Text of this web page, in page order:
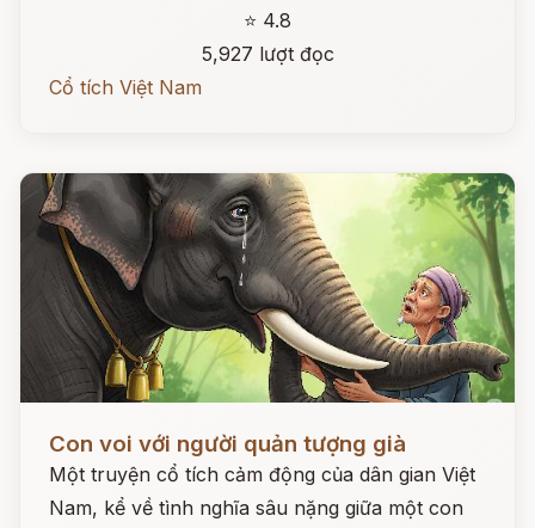
⭐ 4.8
5,927 lượt đọc
Cổ tích Việt Nam
Con voi với người quản tượng già
Một truyện cổ tích cảm động của dân gian Việt
Nam, kể về tình nghĩa sâu nặng giữa một con